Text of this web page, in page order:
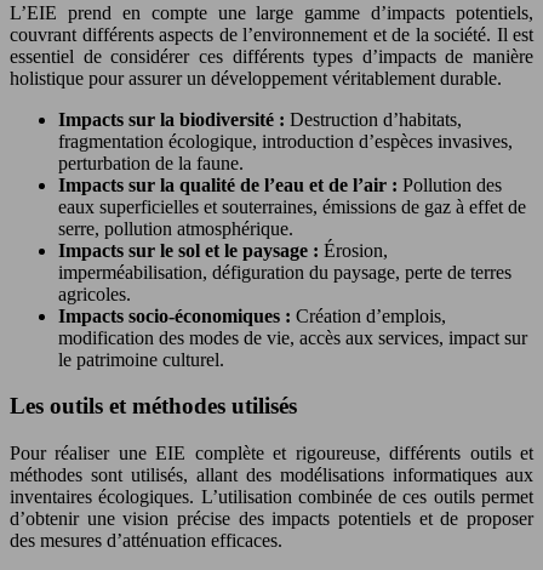
L’EIE prend en compte une large gamme d’impacts potentiels,
couvrant différents aspects de l’environnement et de la société. Il est
essentiel de considérer ces différents types d’impacts de manière
holistique pour assurer un développement véritablement durable.
Impacts sur la biodiversité : Destruction d’habitats,
fragmentation écologique, introduction d’espèces invasives,
perturbation de la faune.
Impacts sur la qualité de l’eau et de l’air : Pollution des
eaux superficielles et souterraines, émissions de gaz à effet de
serre, pollution atmosphérique.
Impacts sur le sol et le paysage : Érosion,
imperméabilisation, défiguration du paysage, perte de terres
agricoles.
Impacts socio-économiques : Création d’emplois,
modification des modes de vie, accès aux services, impact sur
le patrimoine culturel.
Les outils et méthodes utilisés
Pour réaliser une EIE complète et rigoureuse, différents outils et
méthodes sont utilisés, allant des modélisations informatiques aux
inventaires écologiques. L’utilisation combinée de ces outils permet
d’obtenir une vision précise des impacts potentiels et de proposer
des mesures d’atténuation efficaces.